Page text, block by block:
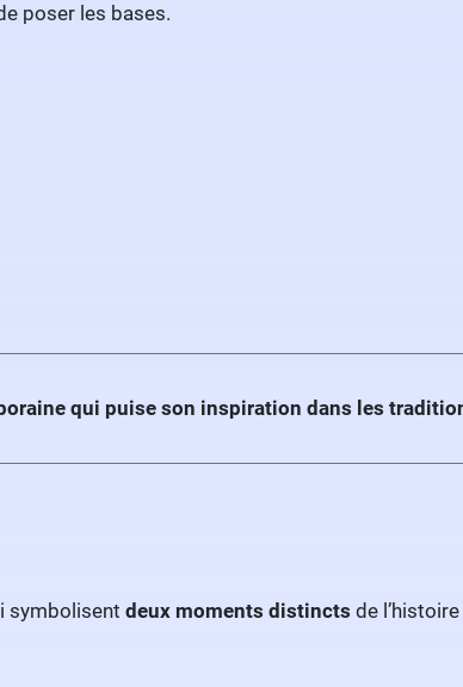
poser les bases.
qui puise son inspiration dans les
symbolisent deux moments distincts de